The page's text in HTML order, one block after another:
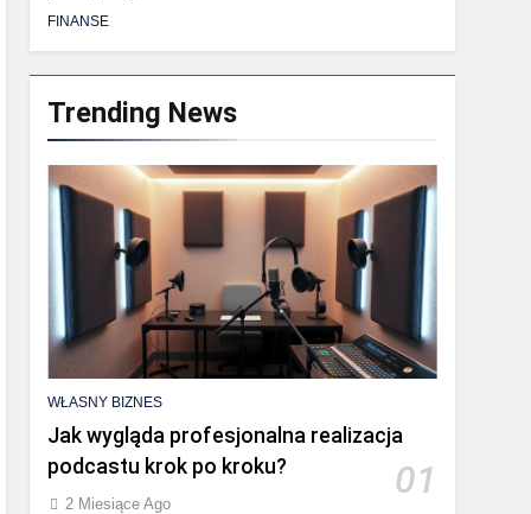
FINANSE
Trending News
WŁASNY BIZNES
Jak wygląda profesjonalna realizacja
podcastu krok po kroku?
01
2 Miesiące Ago